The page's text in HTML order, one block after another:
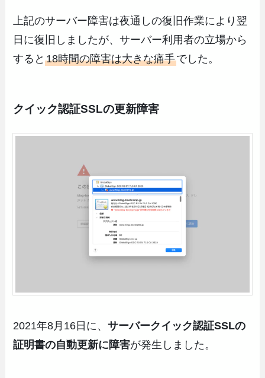
上記のサーバー障害は夜通しの復旧作業により翌
日に復旧しましたが、サーバー利用者の立場から
すると18時間の障害は大きな痛手でした。
クイック認証SSLの更新障害
2021年8月16日に、サーバークイック認証SSLの
証明書の自動更新に障害が発生しました。